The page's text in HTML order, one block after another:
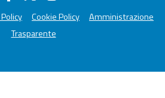
Cookie Policy
Amministrazione
Trasparente